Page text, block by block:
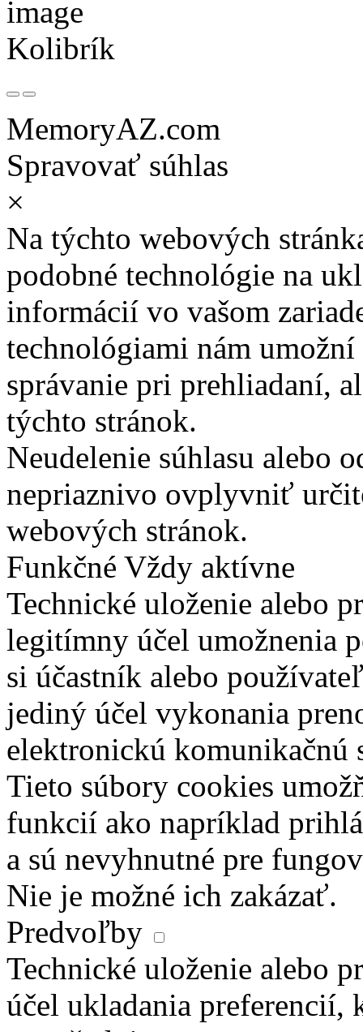
Kolibrík
MemoryAZ.com
Spravovať súhlas
×
Na týchto webových
podobné technológie na
informácií vo vašom
technológiami nám
správanie pri prehliadaní,
týchto stránok.
Neudelenie súhlasu alebo
nepriaznivo ovplyvniť
webových stránok.
Funkčné Vždy aktívne
Technické uloženie alebo
legitímny účel umožnenia
si účastník alebo
jediný účel vykonania
elektronickú komunikačnú
Tieto súbory cookies
funkcií ako napríklad
a sú nevyhnutné pre
Nie je možné ich zakázať.
Predvoľby
Technické uloženie alebo
účel ukladania preferencií,